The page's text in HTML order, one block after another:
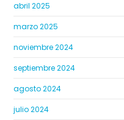
abril 2025
marzo 2025
noviembre 2024
septiembre 2024
agosto 2024
julio 2024